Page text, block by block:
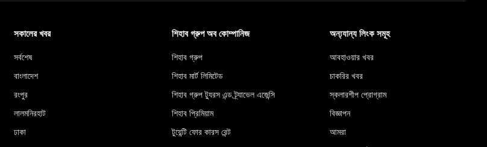
সকালের খবর
সর্বশেষ
বাংলাদেশ
রংপুর
লালমনিরহাট
ঢাকা
শিহাব গ্রুপ অব কোম্পানিজ
শিহাব গ্রুপ
শিহাব মার্ট লিমিটেড
শিহাব গ্রুপ ট্যুরস এন্ড ট্র্যাভেল এজেন্সি
শিহাব প্রিমিয়াম
টুয়েন্টি ফোর কারস রেন্ট
অন্য্যান্য লিংক সমূহ
আবহাওয়ার খবর
চাকরির খবর
স্কলারশীপ প্রোগ্রাম
বিজ্ঞাপন
আমরা